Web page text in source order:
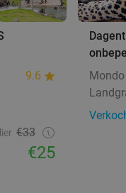
9.6
€33
€25